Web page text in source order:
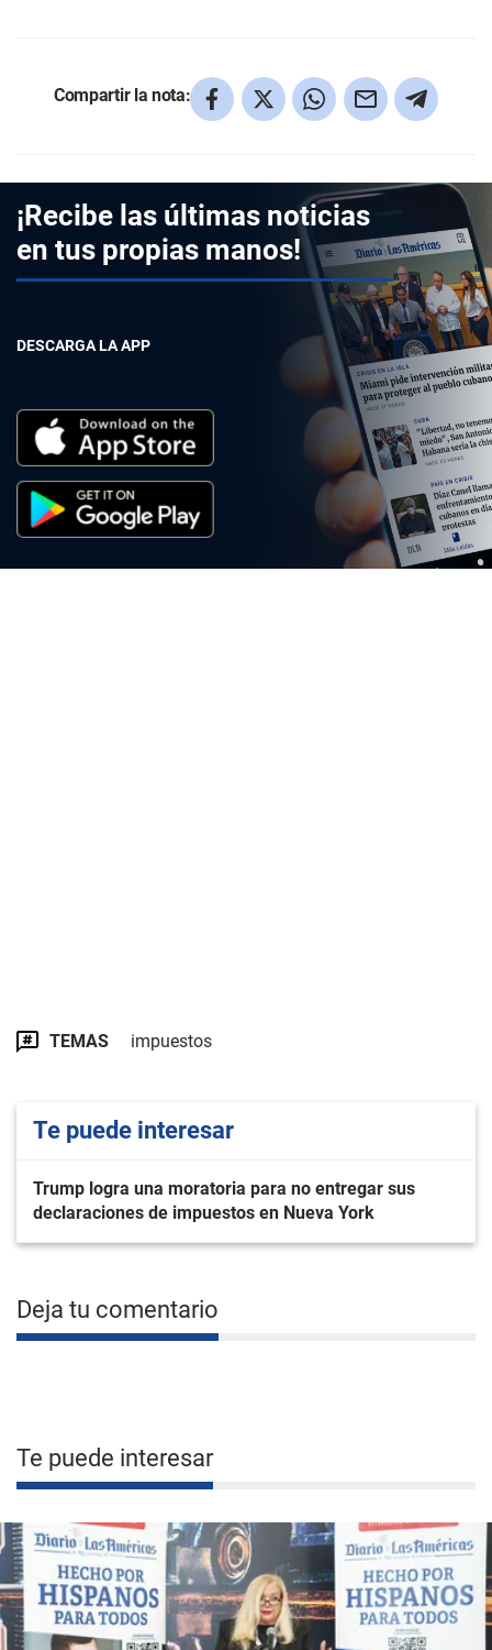
Compartir la nota:
¡Recibe las últimas noticias
en tus propias manos!
DESCARGA LA APP
TEMAS impuestos
Te puede interesar
Trump logra una moratoria para no entregar sus
declaraciones de impuestos en Nueva York
Deja tu comentario
Te puede interesar